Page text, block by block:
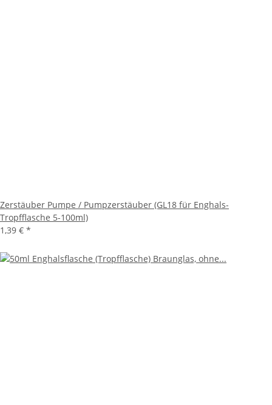
Zerstäuber Pumpe / Pumpzerstäuber (GL18 für Enghals-
Tropfflasche 5-100ml)
1,39 € *